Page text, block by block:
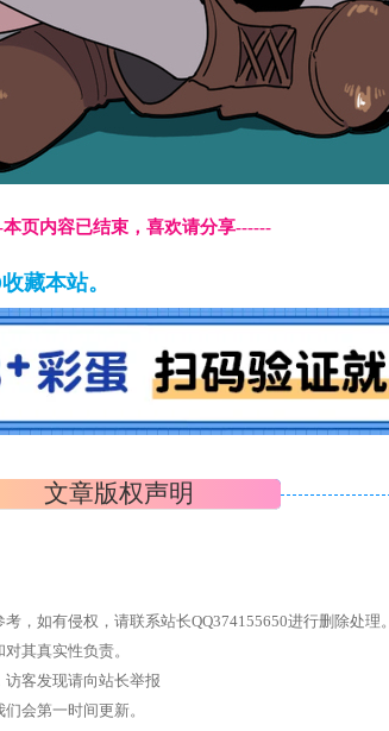
页内容已结束，喜欢请分享------
藏本站。
文章版权声明
，如有侵权，请联系站长QQ374155650进行删除处理。
其真实性负责。
客发现请向站长举报
会第一时间更新。